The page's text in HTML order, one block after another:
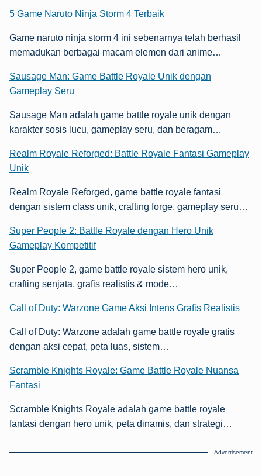
5 Game Naruto Ninja Storm 4 Terbaik
Game naruto ninja storm 4 ini sebenarnya telah berhasil
memadukan berbagai macam elemen dari anime…
Sausage Man: Game Battle Royale Unik dengan
Gameplay Seru
Sausage Man adalah game battle royale unik dengan
karakter sosis lucu, gameplay seru, dan beragam…
Realm Royale Reforged: Battle Royale Fantasi Gameplay
Unik
Realm Royale Reforged, game battle royale fantasi
dengan sistem class unik, crafting forge, gameplay seru…
Super People 2: Battle Royale dengan Hero Unik
Gameplay Kompetitif
Super People 2, game battle royale sistem hero unik,
crafting senjata, grafis realistis & mode…
Call of Duty: Warzone Game Aksi Intens Grafis Realistis
Call of Duty: Warzone adalah game battle royale gratis
dengan aksi cepat, peta luas, sistem…
Scramble Knights Royale: Game Battle Royale Nuansa
Fantasi
Scramble Knights Royale adalah game battle royale
fantasi dengan hero unik, peta dinamis, dan strategi…
Advertisement